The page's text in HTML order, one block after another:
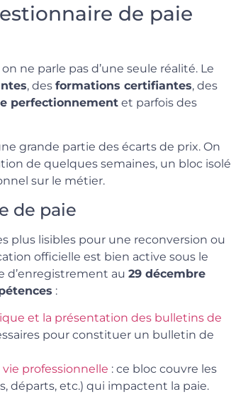
de paie
ne parle pas d’une seule réalité. Le
, des formations certifiantes, des
perfectionnement et parfois des
grande partie des écarts de prix. On
de quelques semaines, un bloc isolé
sur le métier.
de paie
plus lisibles pour une reconversion ou
officielle est bien active sous le
d’enregistrement au 29 décembre
:
et la présentation des bulletins de
pour constituer un bulletin de
vie professionnelle : ce bloc couvre les
départs, etc.) qui impactent la paie.